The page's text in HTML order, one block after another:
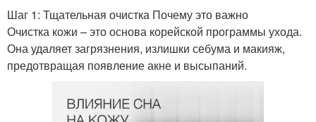
Шаг 1: Тщательная очистка Почему это важно
Очистка кожи – это основа корейской программы ухода.
Она удаляет загрязнения, излишки себума и макияж,
предотвращая появление акне и высыпаний.